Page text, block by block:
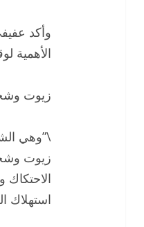
الأهمية
زيوت
زيوت
استهلاك